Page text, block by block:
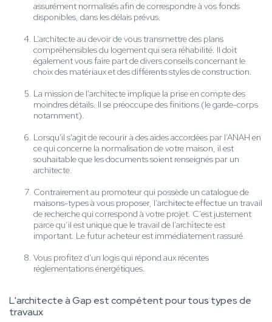
assurément normalisés afin de correspondre à vos fonds
disponibles, dans les délais prévus.
L’architecte au devoir de vous transmettre des plans
compréhensibles du logement qui sera réhabilité. Il doit
également vous faire part de divers conseils concernant le
choix des matériaux et des différents styles de construction.
La mission de l'architecte implique la prise en compte des
moindres détails. Il se préoccupe des finitions (le garde-corps
notamment).
Lorsqu'il s'agit de recourir à des aides accordées par l’ANAH en
ce qui concerne la normalisation de votre maison, il est
souhaitable que les documents soient renseignés par un
architecte.
Contrairement au promoteur qui possède un catalogue de
maisons-types à vous proposer, l’architecte effectue un travail
de recherche qui correspond à votre projet. C’est justement
parce qu’il est unique que le travail de l’architecte est
important. Le futur acheteur est immédiatement rassuré.
Vous profitez d'un logis qui répond aux récentes
réglementations énergétiques.
L'architecte à Gap est compétent pour tous types de
travaux